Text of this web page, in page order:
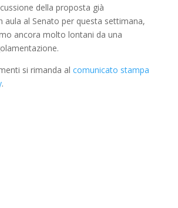
della proposta già
aula al Senato per questa settimana,
ancora molto lontani da una
si rimanda al comunicato stampa
.